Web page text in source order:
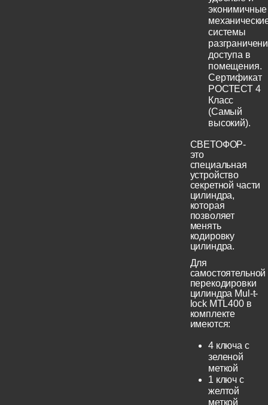
эконимичные
системы
доступа в
помещения.
Сертификат
РОСТЕСТ 4
Класс
(Самый
высокий).
СВЕТОФОР-
это
специальная
устройство
секретной части
цилиндра,
которая
позволяет
менять
кодировку
цилиндра.
Для
самостоятельной
перекодировки
цилиндра Mul-t-
lock MTL400 в
комплекте
имеются:
4 ключа с
зеленой
меткой
1 ключ с
желтой
меткой